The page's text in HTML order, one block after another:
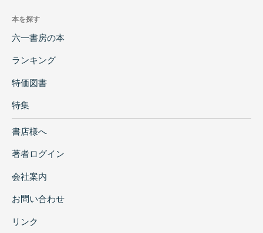
本を探す
六一書房の本
ランキング
特価図書
特集
書店様へ
著者ログイン
会社案内
お問い合わせ
リンク